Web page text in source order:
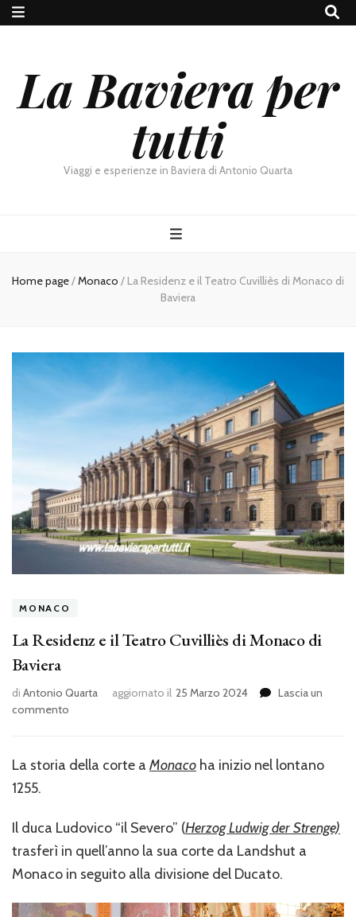
La Baviera per
tutti
Viaggi e esperienze in Baviera di Antonio Quarta
Home page/Monaco / La Residenz e il Teatro Cuvilliès di Monaco di
Baviera
MONACO
La Residenz e il Teatro Cuvilliès di Monaco di
Baviera
di Antonio Quarta aggiornato il 25 Marzo 2024
Lascia un
commento
di
Monaco
di
Baviera
La storia della corte a Monaco ha inizio nel lontano
1255.
Il duca Ludovico “il Severo” (Herzog Ludwig der Strenge)
trasferì in quell’anno la sua corte da Landshut a
Monaco in seguito alla divisione del Ducato.